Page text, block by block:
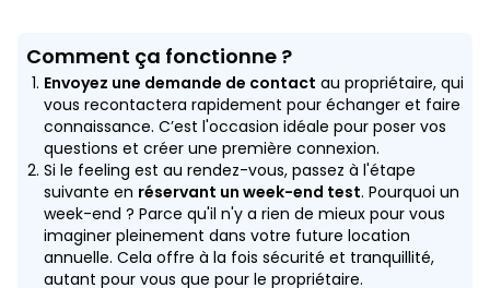
Comment ça fonctionne ?
Envoyez une demande de contact au propriétaire, qui
vous recontactera rapidement pour échanger et faire
connaissance. C’est l'occasion idéale pour poser vos
questions et créer une première connexion.
Si le feeling est au rendez-vous, passez à l'étape
suivante en réservant un week-end test. Pourquoi un
week-end ? Parce qu'il n'y a rien de mieux pour vous
imaginer pleinement dans votre future location
annuelle. Cela offre à la fois sécurité et tranquillité,
autant pour vous que pour le propriétaire.